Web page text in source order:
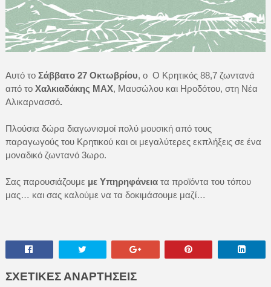
Αυτό το Σάββατο 27 Οκτωβρίου, ο Ο Κρητικός 88,7 ζωντανά
από το Χαλκιαδάκης MAX, Μαυσώλου και Ηροδότου, στη Νέα
Αλικαρνασσό.
Πλούσια δώρα διαγωνισμοί πολύ μουσική από τους
παραγωγούς του Κρητικού και οι μεγαλύτερες εκπλήξεις σε ένα
μοναδικό ζωντανό 3ωρο.
Σας παρουσιάζουμε με Υπηρηφάνειατα προϊόντα του τόπου
μας… και σας καλούμε να τα δοκιμάσουμε μαζί…
ΣΧΕΤΙΚΕΣ ΑΝΑΡΤΗΣΕΙΣ